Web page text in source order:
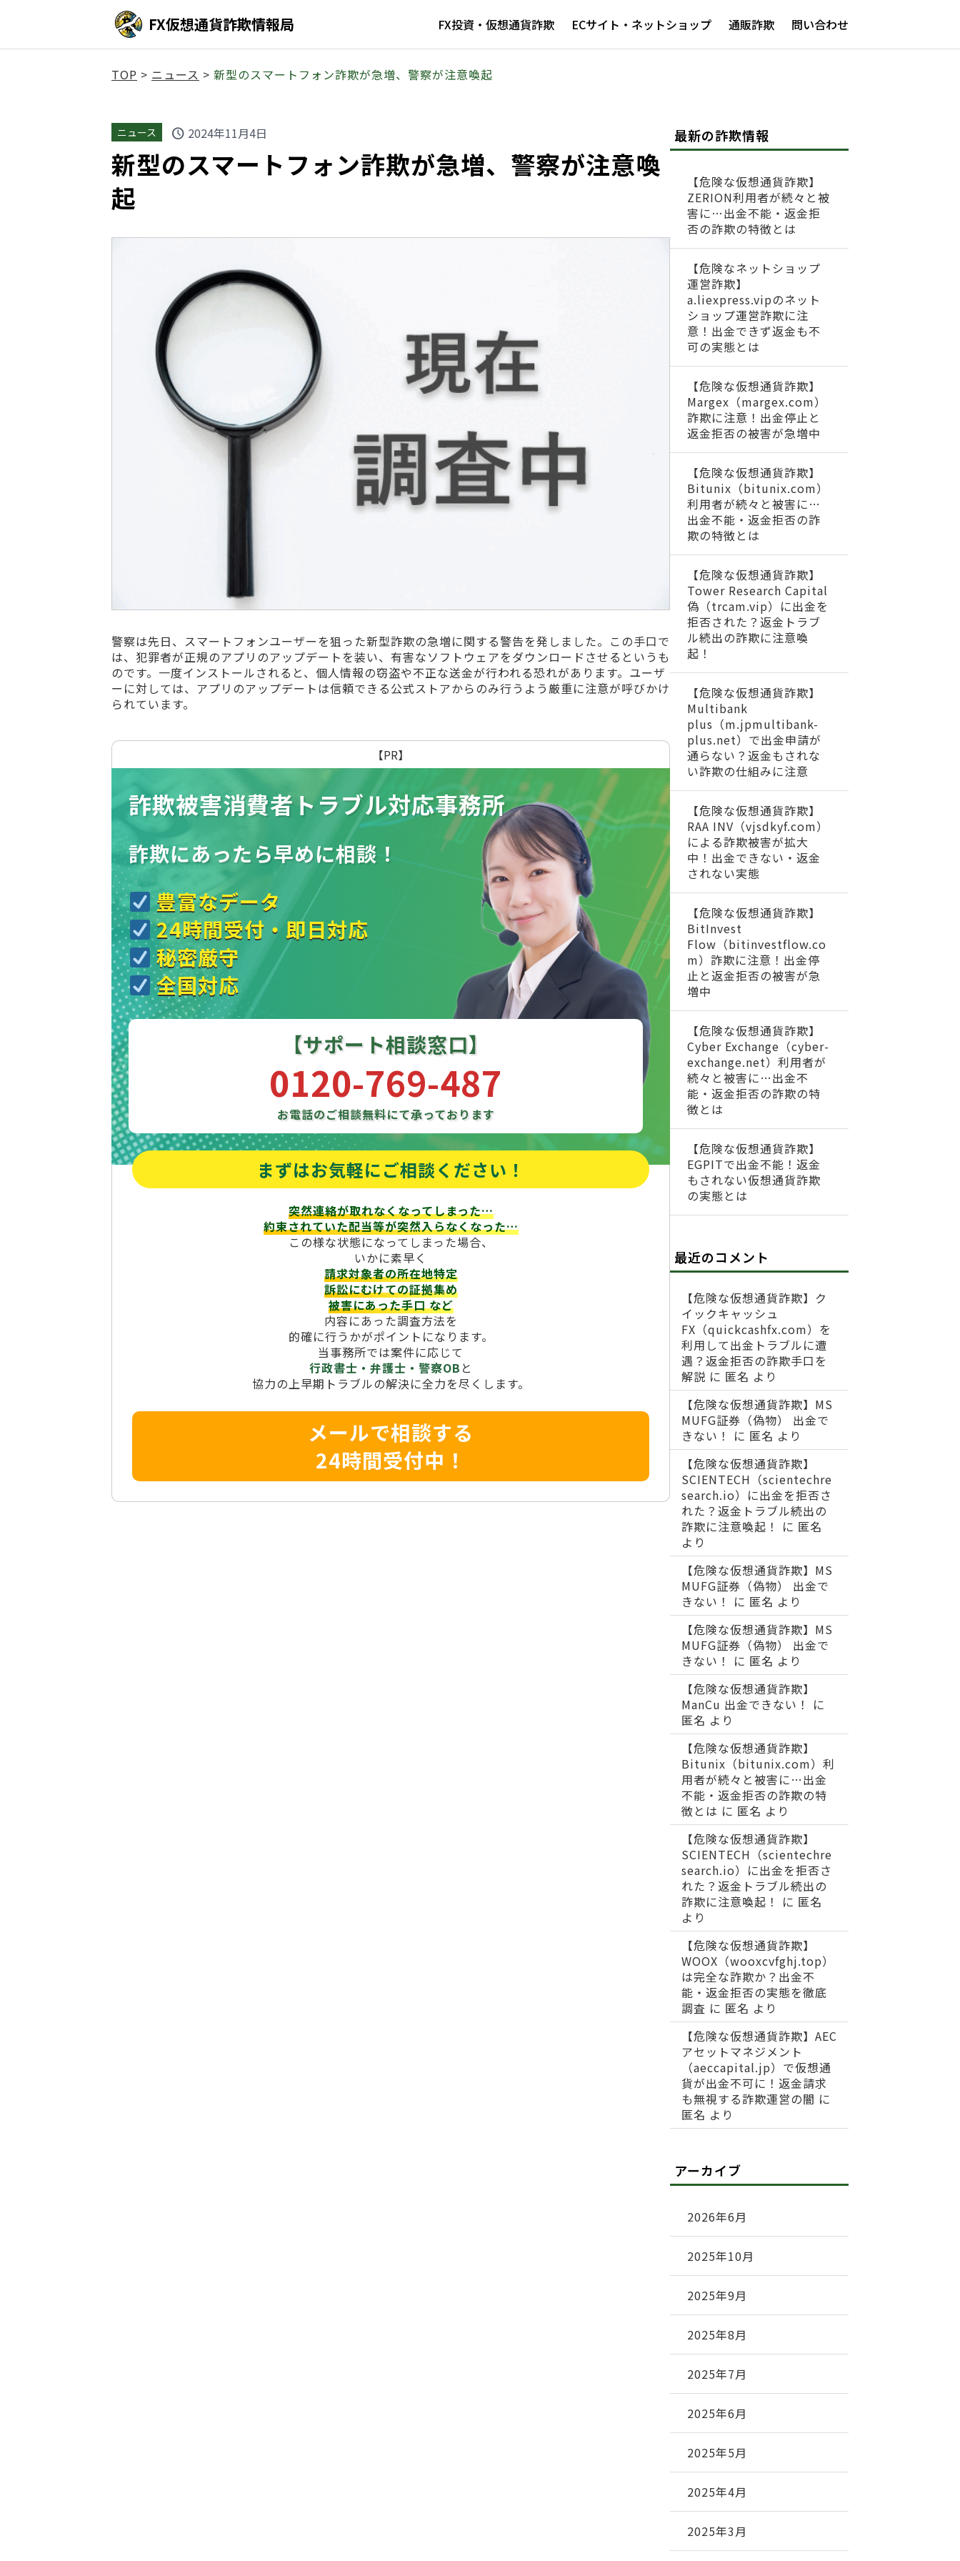
FX仮想通貨詐欺情報局 FX投資・仮想通貨詐欺 ECサイト・ネットショップ 通販詐欺 問い合わせ
TOP > ニュース > 新型のスマートフォン詐欺が急増、警察が注意喚起
ニュース schedule 2024年11月4日
新型のスマートフォン詐欺が急増、警察が注意喚
起
警察は先日、スマートフォンユーザーを狙った新型詐欺の急増に関する警告を発しました。この手口で
は、犯罪者が正規のアプリのアップデートを装い、有害なソフトウェアをダウンロードさせるというも
のです。一度インストールされると、個人情報の窃盗や不正な送金が行われる恐れがあります。ユーザ
ーに対しては、アプリのアップデートは信頼できる公式ストアからのみ行うよう厳重に注意が呼びかけ
られています。
【PR】
詐欺被害消費者トラブル対応事務所
詐欺にあったら早めに相談！
豊富なデータ
24時間受付・即日対応
秘密厳守
全国対応
【サポート相談窓口】
0120-769-487
お電話のご相談無料にて承っております
まずはお気軽にご相談ください！
突然連絡が取れなくなってしまった…
約束されていた配当等が突然入らなくなった…
この様な状態になってしまった場合、
いかに素早く
請求対象者の所在地特定
訴訟にむけての証拠集め
被害にあった手口など
内容にあった調査方法を
的確に行うかがポイントになります。
当事務所では案件に応じて
行政書士・弁護士・警察OB と
協力の上早期トラブルの解決に全力を尽くします。
メールで相談する
24時間受付中！
最新の詐欺情報
【危険な仮想通貨詐欺】
ZERION利用者が続々と被
害に…出金不能・返金拒
否の詐欺の特徴とは
【危険なネットショップ
運営詐欺】
a.liexpress.vipのネット
ショップ運営詐欺に注
意！出金できず返金も不
可の実態とは
【危険な仮想通貨詐欺】
Margex（margex.com）
詐欺に注意！出金停止と
返金拒否の被害が急増中
【危険な仮想通貨詐欺】
Bitunix（bitunix.com）
利用者が続々と被害に…
出金不能・返金拒否の詐
欺の特徴とは
【危険な仮想通貨詐欺】
Tower Research Capital
偽（trcam.vip）に出金を
拒否された？返金トラブ
ル続出の詐欺に注意喚
起！
【危険な仮想通貨詐欺】
Multibank
plus（m.jpmultibank-
plus.net）で出金申請が
通らない？返金もされな
い詐欺の仕組みに注意
【危険な仮想通貨詐欺】
RAA INV（vjsdkyf.com）
による詐欺被害が拡大
中！出金できない・返金
されない実態
【危険な仮想通貨詐欺】
BitInvest
Flow（bitinvestflow.co
m）詐欺に注意！出金停
止と返金拒否の被害が急
増中
【危険な仮想通貨詐欺】
Cyber Exchange（cyber-
exchange.net）利用者が
続々と被害に…出金不
能・返金拒否の詐欺の特
徴とは
【危険な仮想通貨詐欺】
EGPITで出金不能！返金
もされない仮想通貨詐欺
の実態とは
最近のコメント
【危険な仮想通貨詐欺】ク
イックキャッシュ
FX（quickcashfx.com）を
利用して出金トラブルに遭
遇？返金拒否の詐欺手口を
解説 に 匿名 より
【危険な仮想通貨詐欺】MS
MUFG証券（偽物） 出金で
きない！
に 匿名 より
【危険な仮想通貨詐欺】
SCIENTECH（scientechre
search.io）に出金を拒否さ
れた？返金トラブル続出の
詐欺に注意喚起！
に 匿名
より
【危険な仮想通貨詐欺】MS
MUFG証券（偽物） 出金で
きない！
に 匿名 より
【危険な仮想通貨詐欺】MS
MUFG証券（偽物） 出金で
きない！
に 匿名 より
【危険な仮想通貨詐欺】
ManCu 出金できない！
に
匿名 より
【危険な仮想通貨詐欺】
Bitunix（bitunix.com）利
用者が続々と被害に…出金
不能・返金拒否の詐欺の特
徴とは に 匿名 より
【危険な仮想通貨詐欺】
SCIENTECH（scientechre
search.io）に出金を拒否さ
れた？返金トラブル続出の
詐欺に注意喚起！
に 匿名
より
【危険な仮想通貨詐欺】
WOOX（wooxcvfghj.top）
は完全な詐欺か？出金不
能・返金拒否の実態を徹底
調査 に 匿名 より
【危険な仮想通貨詐欺】AEC
アセットマネジメント
（aeccapital.jp）で仮想通
貨が出金不可に！返金請求
も無視する詐欺運営の闇 に
匿名 より
アーカイブ
2026年6月
2025年10月
2025年9月
2025年8月
2025年7月
2025年6月
2025年5月
2025年4月
2025年3月